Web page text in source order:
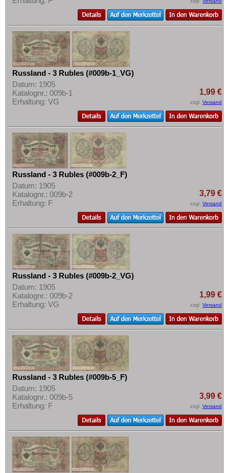
Spanien
Spitzbergen
Tatarstan
Transnistrien
Tschechische Republik
Tschechoslowakei
Ukraine
Ungarn
Vatikan
Weissrussland
Zypern
Mehr über...
Zahlungsbedingungen
Privatsphäre und Datenschutz
Widerrufsbelehrung
Liefer- und Versandkosten
AGB
Impressum
Russland - 3 Rubles (#009b-1_VG)
Datum: 1905
Katalognr.: 009b-1
Erhaltung: VG
1,99 €
zzgl. Versand
Russland - 3 Rubles (#009b-2_F)
Datum: 1905
Katalognr.: 009b-2
Erhaltung: F
3,79 €
zzgl. Versand
Russland - 3 Rubles (#009b-2_VG)
Datum: 1905
Katalognr.: 009b-2
Erhaltung: VG
1,99 €
zzgl. Versand
Russland - 3 Rubles (#009b-5_F)
Datum: 1905
Katalognr.: 009b-5
Erhaltung: F
3,99 €
zzgl. Versand